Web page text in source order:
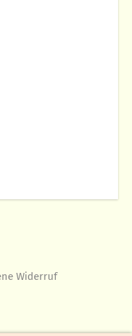
Widerruf